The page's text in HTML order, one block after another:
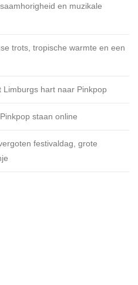
en muzikale
trots, tropische warmte en een
hart naar Pinkpop
staan online
festivaldag, grote